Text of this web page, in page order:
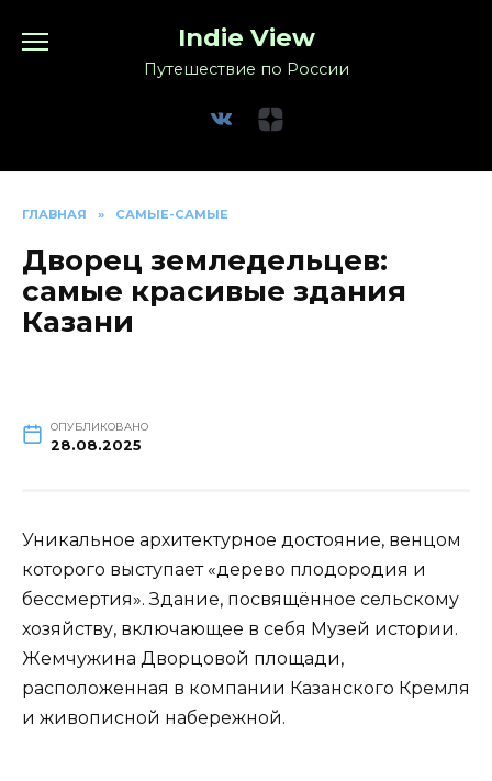
Indie View
Путешествие по России
ГЛАВНАЯ » САМЫЕ-САМЫЕ
Дворец земледельцев:
самые красивые здания
Казани
ОПУБЛИКОВАНО
28.08.2025
Уникальное архитектурное достояние, венцом
которого выступает «дерево плодородия и
бессмертия». Здание, посвящённое сельскому
хозяйству, включающее в себя Музей истории.
Жемчужина Дворцовой площади,
расположенная в компании Казанского Кремля
и живописной набережной.